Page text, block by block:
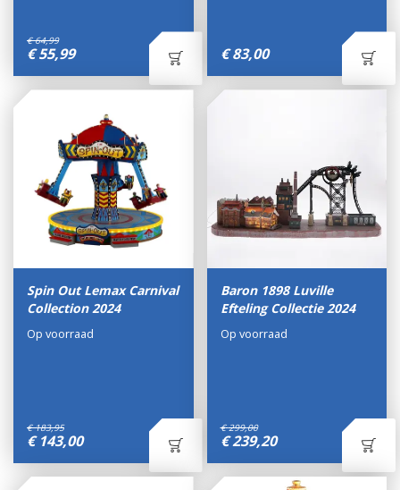
€ 64,99
€ 55,99 € 83,00
Spin Out Lemax Carnival
Collection 2024
€ 183,95
€ 143,00
Op voorraad
Baron 1898 Luville
Efteling Collectie 2024
€ 299,00
€ 239,20
Op voorraad